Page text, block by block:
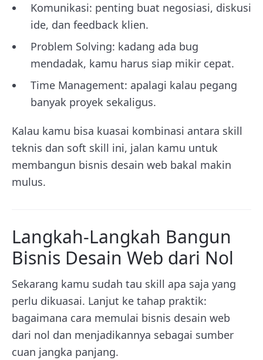
Komunikasi: penting buat negosiasi, diskusi
ide, dan feedback klien.
Problem Solving: kadang ada bug
mendadak, kamu harus siap mikir cepat.
Time Management: apalagi kalau pegang
banyak proyek sekaligus.
Kalau kamu bisa kuasai kombinasi antara skill
teknis dan soft skill ini, jalan kamu untuk
membangun bisnis desain web bakal makin
mulus.
Langkah-Langkah Bangun
Bisnis Desain Web dari Nol
Sekarang kamu sudah tau skill apa saja yang
perlu dikuasai. Lanjut ke tahap praktik:
bagaimana cara memulai bisnis desain web
dari nol dan menjadikannya sebagai sumber
cuan jangka panjang.